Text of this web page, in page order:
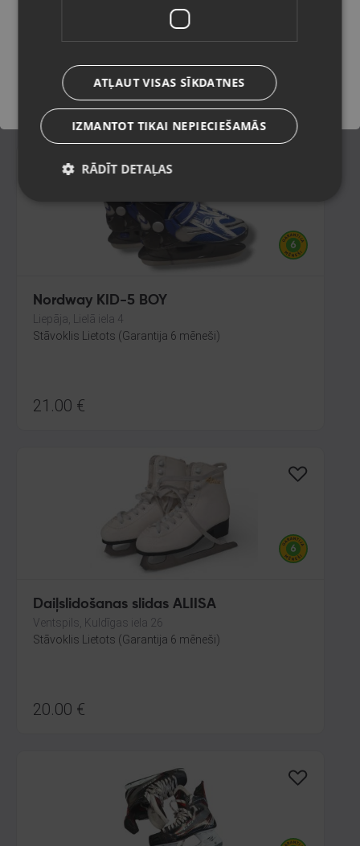
Stāvoklis Ilgstoši lietots (Garantija 14 dienas)
20.00€
Nordway KID-5 BOY
Liepāja, Lielā iela 4
Stāvoklis Lietots (Garantija 6 mēneši)
21.00 €
Daiļslidošanas slidas ALIISA
Ventspils, Kuldīgas iela 26
Stāvoklis Lietots (Garantija 6 mēneši)
20.00 €
Saglabāt
ATĻAUT VISAS SĪKDATNES
IZMANTOT TIKAI NEPIECIEŠAMĀS
RĀDĪT DETAĻAS